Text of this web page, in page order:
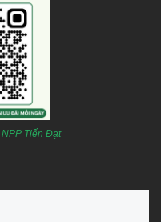
NPP Tiến Đạt